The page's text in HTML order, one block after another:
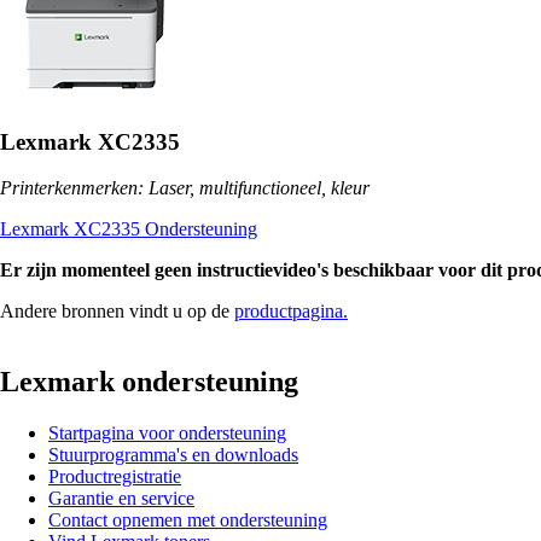
Lexmark XC2335
Printerkenmerken: Laser, multifunctioneel, kleur
Lexmark XC2335 Ondersteuning
Er zijn momenteel geen instructievideo's beschikbaar voor dit
Andere bronnen vindt u op de productpagina.
Lexmark ondersteuning
Startpagina voor ondersteuning
Stuurprogramma's en downloads
Productregistratie
Garantie en service
Contact opnemen met ondersteuning